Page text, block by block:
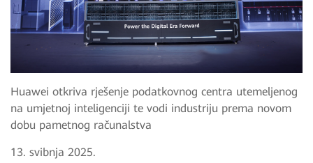
Huawei otkriva rješenje podatkovnog centra utemeljenog
na umjetnoj inteligenciji te vodi industriju prema novom
dobu pametnog računalstva
13. svibnja 2025.